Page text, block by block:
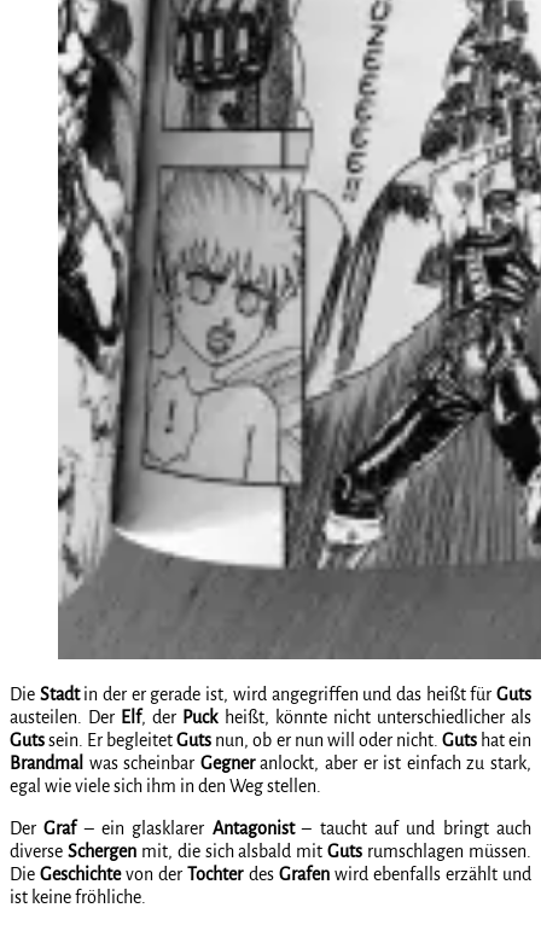
Die Stadtin der er gerade ist, wird angegriffen und das heißt fürGuts
austeilen. Der Elf, der Puckheißt, könnte nicht unterschiedlicher als
Gutssein. Er begleitetGuts nun, ob er nun will oder nicht. Gutshat ein
Brandmal was scheinbar Gegneranlockt, aber er ist einfach zu stark,
egal wie viele sich ihm in den Weg stellen.
DerGraf– ein glasklarer Antagonist– taucht auf und bringt auch
diverse Schergenmit, die sich alsbald mitGuts rumschlagen müssen.
DieGeschichtevon derTochterdes Grafenwird ebenfalls erzählt und
ist keine fröhliche.